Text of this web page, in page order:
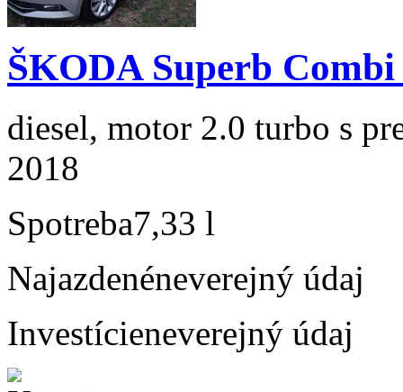
ŠKODA Superb
diesel, motor 2.0 turbo s
2018
Spotreba7,33 l
Najazdenéneverejný údaj
Investícieneverejný údaj